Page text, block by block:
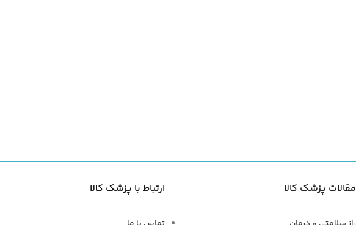
ارتباط با پزشک کالا مقالات پزشک کالا